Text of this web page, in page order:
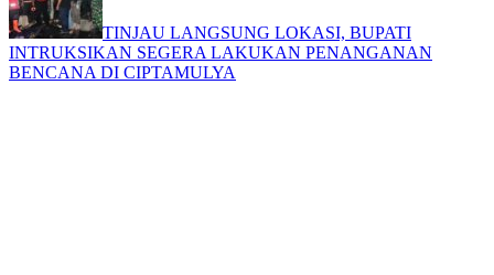
TINJAU LANGSUNG LOKASI, BUPATI
INTRUKSIKAN SEGERA LAKUKAN PENANGANAN
BENCANA DI CIPTAMULYA